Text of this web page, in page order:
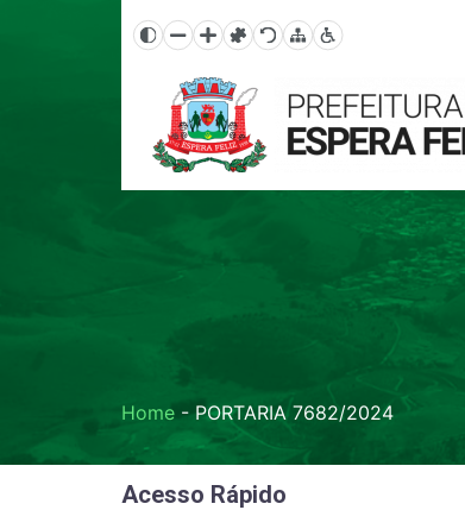
Home -PORTARIA 7682/2024
Acesso Rápido